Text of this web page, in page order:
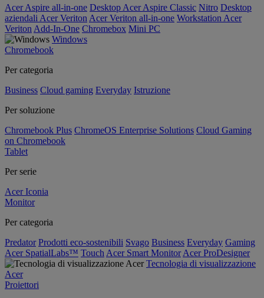
Acer Aspire all-in-one Desktop Acer Aspire Classic Nitro Desktop
aziendali Acer Veriton Acer Veriton all-in-one Workstation Acer
Veriton Add-In-One Chromebox Mini PC
Windows
Chromebook
Per categoria
Business Cloud gaming Everyday Istruzione
Per soluzione
Chromebook Plus ChromeOS Enterprise Solutions Cloud Gaming
on Chromebook
Tablet
Per serie
Acer Iconia
Monitor
Per categoria
Predator Prodotti eco-sostenibili Svago Business Everyday Gaming
Acer SpatialLabs™ Touch Acer Smart Monitor Acer ProDesigner
Tecnologia di visualizzazione
Acer
Proiettori